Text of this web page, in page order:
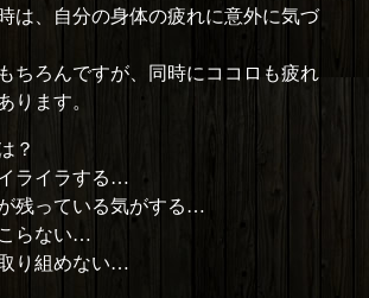
は、自分の身体の疲れに意外に気づ
ちろんですが、同時にココロも疲れ
ります。
？
ライラする…
残っている気がする…
らない…
り組めない…